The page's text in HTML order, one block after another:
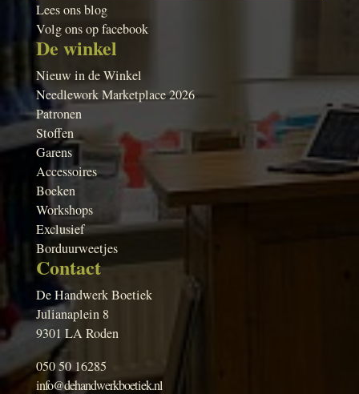
Lees ons blog
Volg ons op facebook
De winkel
Nieuw in de Winkel
Needlework Marketplace 2026
Patronen
Stoffen
Garens
Accessoires
Boeken
Workshops
Exclusief
Borduurweetjes
Contact
De Handwerk Boetiek
Julianaplein 8
9301 LA Roden
050 50 16285
info@dehandwerkboetiek.nl